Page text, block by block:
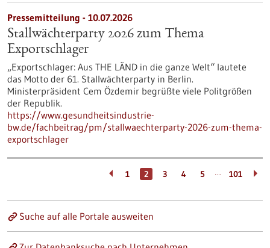
Pressemitteilung - 10.07.2026
Stallwächterparty 2026 zum Thema
Exportschlager
„Exportschlager: Aus THE LÄND in die ganze Welt“ lautete
das Motto der 61. Stallwächterparty in Berlin.
Ministerpräsident Cem Özdemir begrüßte viele Politgrößen
der Republik.
https://www.gesundheitsindustrie-
bw.de/fachbeitrag/pm/stallwaechterparty-2026-zum-thema-
exportschlager
1 2 3 4 5 … 101
Suche auf alle Portale ausweiten